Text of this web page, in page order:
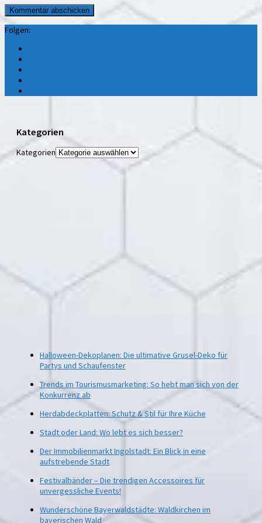
Folgen:
Kategorien
Kategorien
Halloween-Dekoplanen: Die ultimative Grusel-Deko für
Partys und Schaufenster
Trends im Tourismusmarketing: So hebt man sich von der
Konkurrenz ab
Herdabdeckplatten: Schutz & Stil für Ihre Küche
Stadt oder Land: Wo lebt es sich besser?
Der Immobilienmarkt Ingolstadt: Ein Blick in eine
aufstrebende Stadt
Festivalbänder – Die trendigen Accessoires für
unvergessliche Events!
Wunderschöne Bayerwaldstädte: Waldkirchen im
bayerischen Wald